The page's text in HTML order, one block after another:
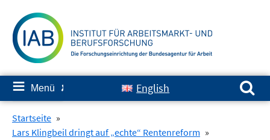
zum
Inhalt
≡ Menü ✘ English
Suchen nach:
Startseite »
Lars Klingbeil dringt auf „echte“ Rentenreform »